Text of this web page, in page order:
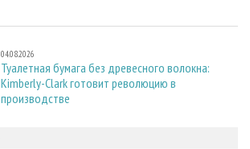
04.08.2026
Туалетная бумага без древесного волокна:
Kimberly-Clark готовит революцию в
производстве